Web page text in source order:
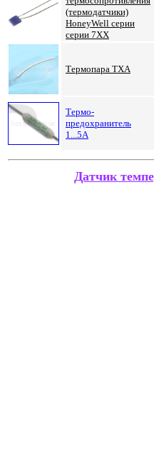
(термодатчики)
HoneyWell серии
серии 7XX
Термопара ТХА
Термо-
предохранитель
1...5А
Датчик